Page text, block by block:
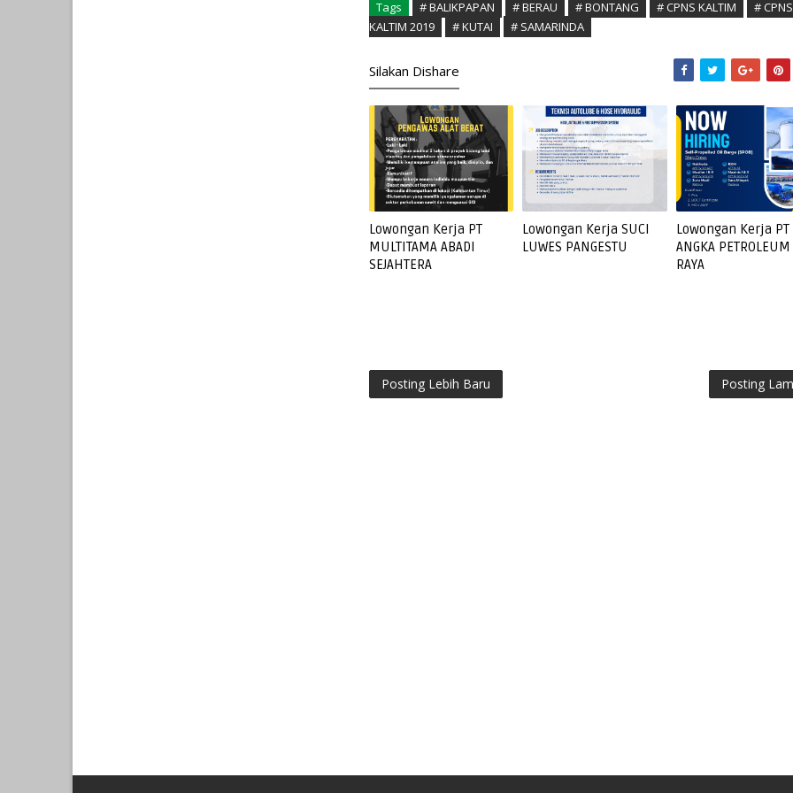
Tags # BALIKPAPAN # BERAU # BONTANG # CPNS KALTIM
# CPNS
KALTIM 2019
# KUTAI # SAMARINDA
Silakan Dishare
Lowongan Kerja PT
MULTITAMA ABADI
SEJAHTERA
Lowongan Kerja SUCI
LUWES PANGESTU
Lowongan Kerja PT
ANGKA PETROLEUM
RAYA
Posting Lebih Baru Posting